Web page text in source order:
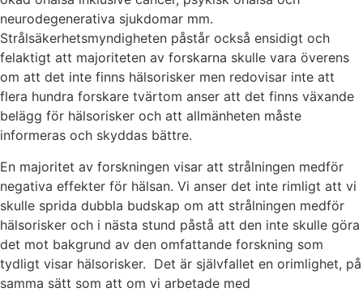
neurodegenerativa sjukdomar mm.
Strålsäkerhetsmyndigheten påstår också ensidigt och
felaktigt att majoriteten av forskarna skulle vara överens
om att det inte finns hälsorisker men redovisar inte att
flera hundra forskare tvärtom anser att det finns växande
belägg för hälsorisker och att allmänheten måste
informeras och skyddas bättre.
En majoritet av forskningen visar att strålningen medför
negativa effekter för hälsan. Vi anser det inte rimligt att vi
skulle sprida dubbla budskap om att strålningen medför
hälsorisker och i nästa stund påstå att den inte skulle göra
det mot bakgrund av den omfattande forskning som
tydligt visar hälsorisker. Det är självfallet en orimlighet, på
samma sätt som att om vi arbetade med